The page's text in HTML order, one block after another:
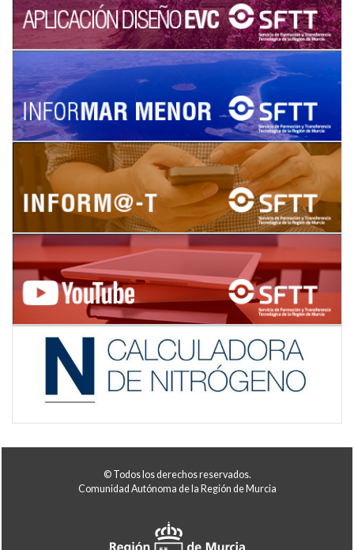
© Todos los derechos reservados.
Comunidad Autónoma de la Región de Murcia